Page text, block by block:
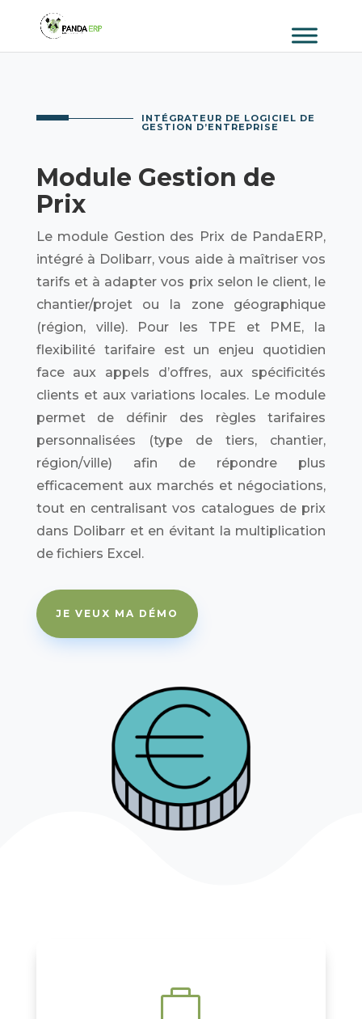
INTÉGRATEUR DE LOGICIEL DE
GESTION D’ENTREPRISE
Module Gestion de
Prix
Le module Gestion des Prix de PandaERP,
intégré à Dolibarr, vous aide à maîtriser vos
tarifs et à adapter vos prix selon le client, le
chantier/projet ou la zone géographique
(région, ville). Pour les TPE et PME, la
flexibilité tarifaire est un enjeu quotidien
face aux appels d’offres, aux spécificités
clients et aux variations locales. Le module
permet de définir des règles tarifaires
personnalisées (type de tiers, chantier,
région/ville) afin de répondre plus
efficacement aux marchés et négociations,
tout en centralisant vos catalogues de prix
dans Dolibarr et en évitant la multiplication
de fichiers Excel.
JE VEUX MA DÉMO
